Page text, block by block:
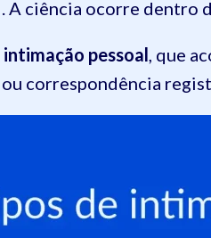
A ciência ocorre dentro
intimação pessoal, que
correspondência